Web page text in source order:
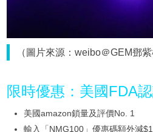
（圖片來源：weibo＠GEM鄧紫
限時優惠：美國FDA
美國amazon鎖量及評價No. 1
輸入「NMG100」優惠碼額外減